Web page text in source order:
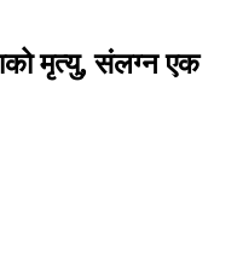
मृत्यु, संलग्न एक